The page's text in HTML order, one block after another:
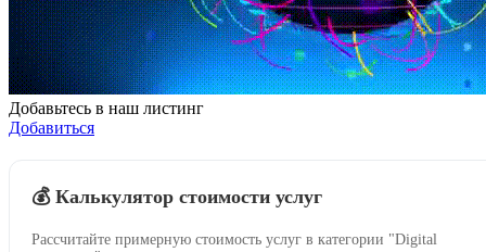
Добавьтесь в наш листинг
Добавиться
💰 Калькулятор стоимости услуг
Рассчитайте примерную стоимость услуг в категории "Digital